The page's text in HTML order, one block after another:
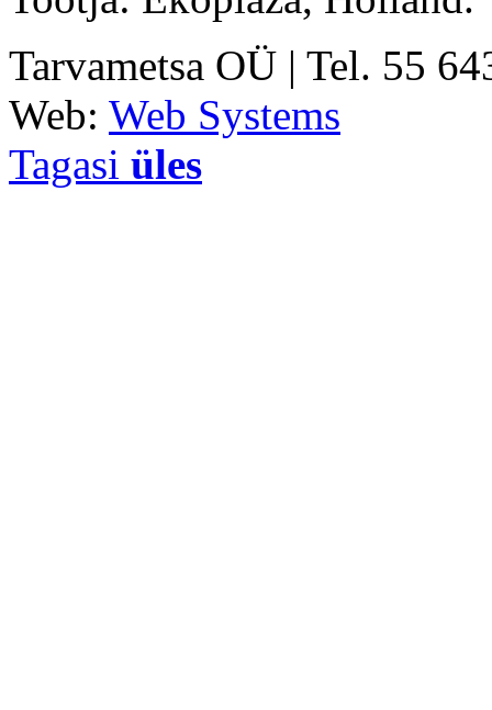
Tarvametsa OÜ | Tel. 55
Web: Web Systems
Tagasi üles